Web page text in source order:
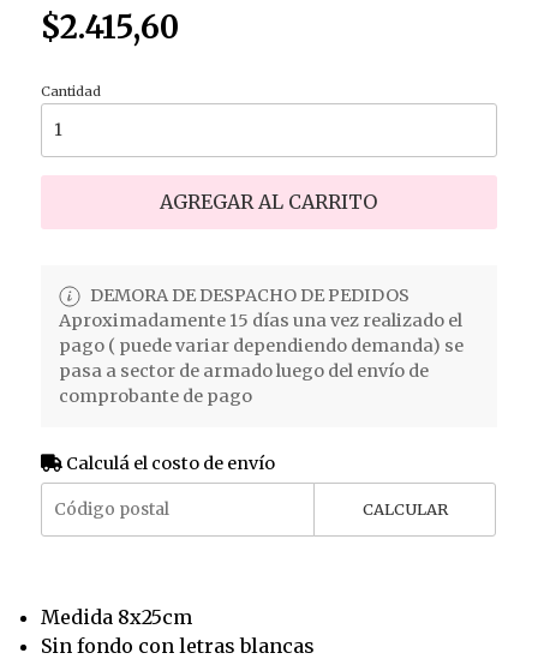
$2.415,60
Cantidad
AGREGAR AL CARRITO
DEMORA DE DESPACHO DE PEDIDOS
Aproximadamente 15 días una vez realizado el
pago ( puede variar dependiendo demanda) se
pasa a sector de armado luego del envío de
comprobante de pago
Calculá el costo de envío
CALCULAR
Medida 8x25cm
Sin fondo con letras blancas